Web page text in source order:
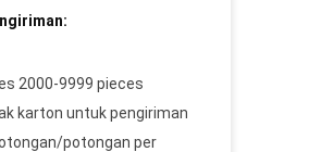
2000-9999 pieces
karton untuk pengiriman
potongan per